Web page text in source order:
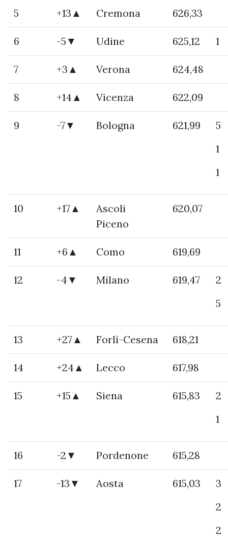
5 +13▲ Cremona 626,33
6 -5▼ Udine 625,12 1
7 +3▲ Verona 624,48
8 +14▲ Vicenza 622,09
9 -7▼ Bologna 621,99
5
1
1
10 +17▲
Ascoli
Piceno
620,07
11 +6▲ Como 619,69
12 -4▼ Milano 619,47
2
5
13 +27▲ Forlì-Cesena 618,21
14 +24▲ Lecco 617,98
15 +15▲ Siena 615,83
2
1
16 -2▼ Pordenone 615,28
17 -13▼ Aosta 615,03
3
2
2